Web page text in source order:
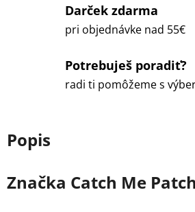
Darček zdarma
pri objednávke nad 55€
Potrebuješ poradiť?
radi ti pomôžeme s
Popis
Značka Catch Me Patch